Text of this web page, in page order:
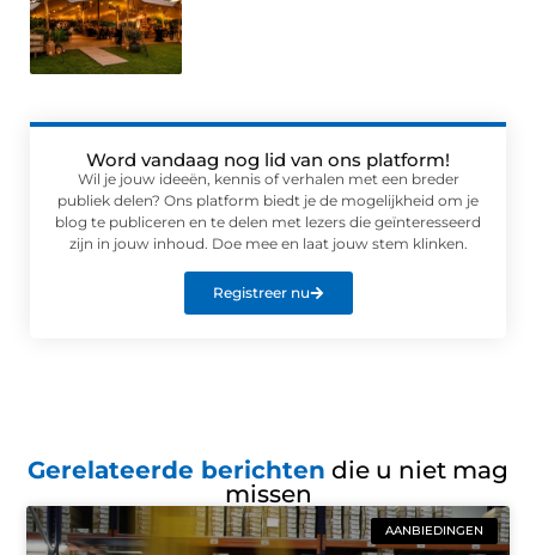
Word vandaag nog lid van ons platform!
Wil je jouw ideeën, kennis of verhalen met een breder
publiek delen? Ons platform biedt je de mogelijkheid om je
blog te publiceren en te delen met lezers die geïnteresseerd
zijn in jouw inhoud. Doe mee en laat jouw stem klinken.
Registreer nu
Gerelateerde berichten die u niet mag
missen
AANBIEDINGEN